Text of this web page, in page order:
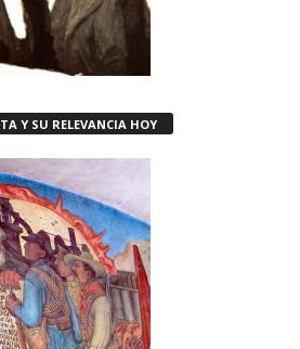
Y SU RELEVANCIA HOY